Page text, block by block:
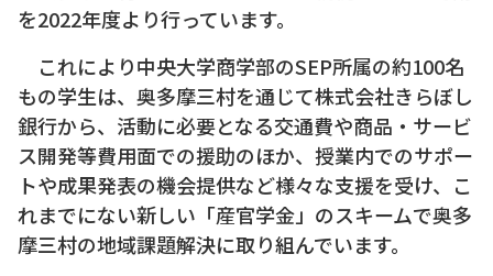
を2022年度より行っています。
これにより中央大学商学部のSEP所属の約100名
もの学生は、奥多摩三村を通じて株式会社きらぼし
銀行から、活動に必要となる交通費や商品・サービ
ス開発等費用面での援助のほか、授業内でのサポー
トや成果発表の機会提供など様々な支援を受け、こ
れまでにない新しい「産官学金」のスキームで奥多
摩三村の地域課題解決に取り組んでいます。